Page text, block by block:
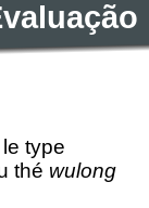
type
thé wulong